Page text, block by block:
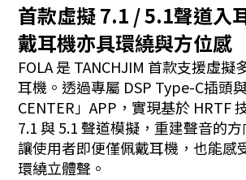
首款虛擬 7.1 / 5.1聲道入
戴耳機亦具環繞與方位感
FOLA 是 TANCHJIM 首款支援虛擬
耳機。透過專屬 DSP Type-C插頭
CENTER」APP，實現基於 HRTF
7.1 與 5.1 聲道模擬，重建聲音的方
讓使用者即便僅佩戴耳機，也能感
環繞立體聲。